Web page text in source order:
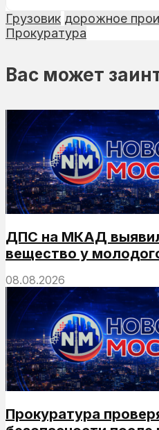
Грузовик дорожное
Прокуратура
Вас может
ДПС на МКАД
вещество у
08.08.2026
Прокуратура